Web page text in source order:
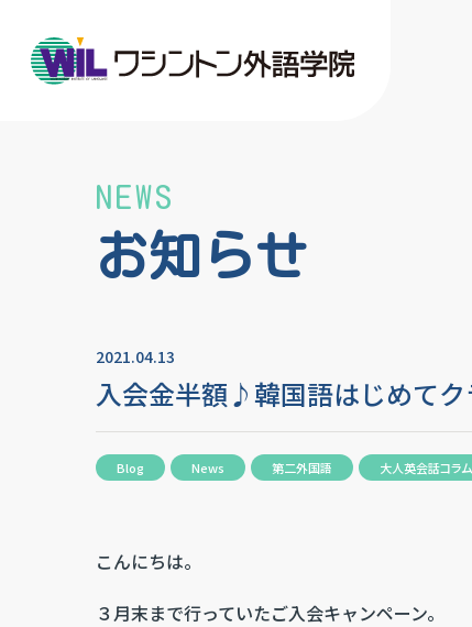
お知らせ
NEWS
2021.04.13
入会金半額♪韓国語はじめて
Blog News 第二外国語 大人英会話コラム
こんにちは。
３月末まで行っていたご入会キャンペーン。